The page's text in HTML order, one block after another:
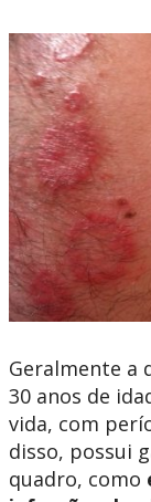
Geralmente a
30 anos de
vida, com
disso, possui
quadro, como